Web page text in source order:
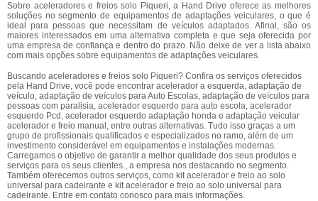
Sobre aceleradores e freios solo Piqueri, a Hand Drive oferece as melhores
soluções no segmento de equipamentos de adaptações veiculares, o que é
ideal para pessoas que necessitam de veículos adaptados. Afinal, são os
maiores interessados em uma alternativa completa e que seja oferecida por
uma empresa de confiança e dentro do prazo. Não deixe de ver a lista abaixo
com mais opções sobre equipamentos de adaptações veiculares.
Buscando aceleradores e freios solo Piqueri? Confira os serviços oferecidos
pela Hand Drive, você pode encontrar acelerador a esquerda, adaptação de
veículo, adaptação de veículos para Auto Escolas, adaptação de veículos para
pessoas com paralisia, acelerador esquerdo para auto escola, acelerador
esquerdo Pcd, acelerador esquerdo adaptação honda e adaptação veicular
acelerador e freio manual, entre outras alternativas. Tudo isso graças a um
grupo de profissionais qualificados e especializados no ramo, além de um
investimento considerável em equipamentos e instalações modernas.
Carregamos o objetivo de garantir a melhor qualidade dos seus produtos e
serviços para os seus clientes., a empresa nos destacando no segmento.
Também oferecemos outros serviços, como kit acelerador e freio ao solo
universal para cadeirante e kit acelerador e freio ao solo universal para
cadeirante. Entre em contato conosco para mais informações.